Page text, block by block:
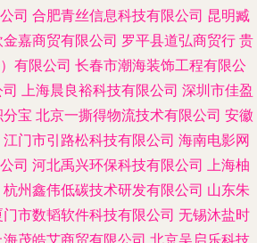
司 合肥青丝信息科技有限公司 昆明臧
嘉商贸有限公司 罗平县道弘商贸行 贵
有限公司 长春市潮海装饰工程有限公
上海晨良裕科技有限公司 深圳市佳盈
分宝 北京一撕得物流技术有限公司 安徽
江门市引路松科技有限公司 海南电影网
司 河北禹兴环保科技有限公司 上海柚
杭州鑫伟低碳技术研发有限公司 山东朱
门市数韬软件科技有限公司 无锡沐盐时